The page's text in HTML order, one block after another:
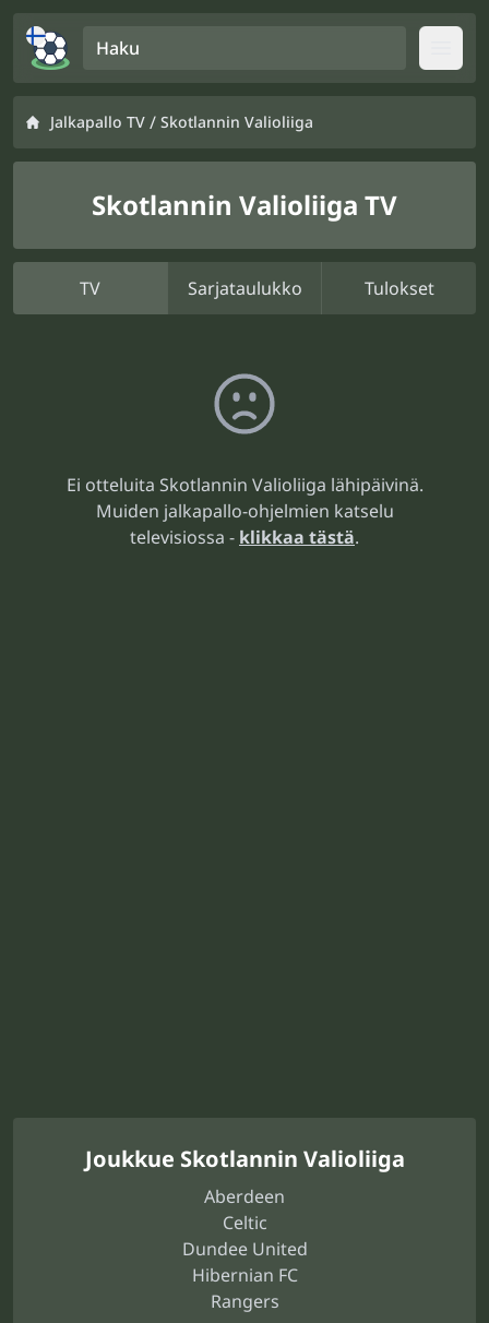
Jalkapallo TV / Skotlannin Valioliiga
Skotlannin Valioliiga TV
TV Sarjataulukko Tulokset
Ei otteluita Skotlannin Valioliiga lähipäivinä.
Muiden jalkapallo-ohjelmien katselu
televisiossa - klikkaa tästä.
Joukkue Skotlannin Valioliiga
Aberdeen
Celtic
Dundee United
Hibernian FC
Rangers